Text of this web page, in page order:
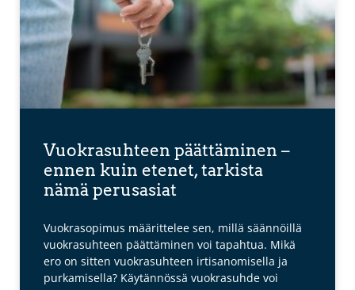
Vuokrasuhteen päättäminen –
ennen kuin etenet, tarkista
nämä perusasiat
Vuokrasopimus määrittelee sen, millä säännöillä
vuokrasuhteen päättäminen voi tapahtua. Mikä
ero on sitten vuokrasuhteen irtisanomisella ja
purkamisella? Käytännössä vuokrasuhde voi